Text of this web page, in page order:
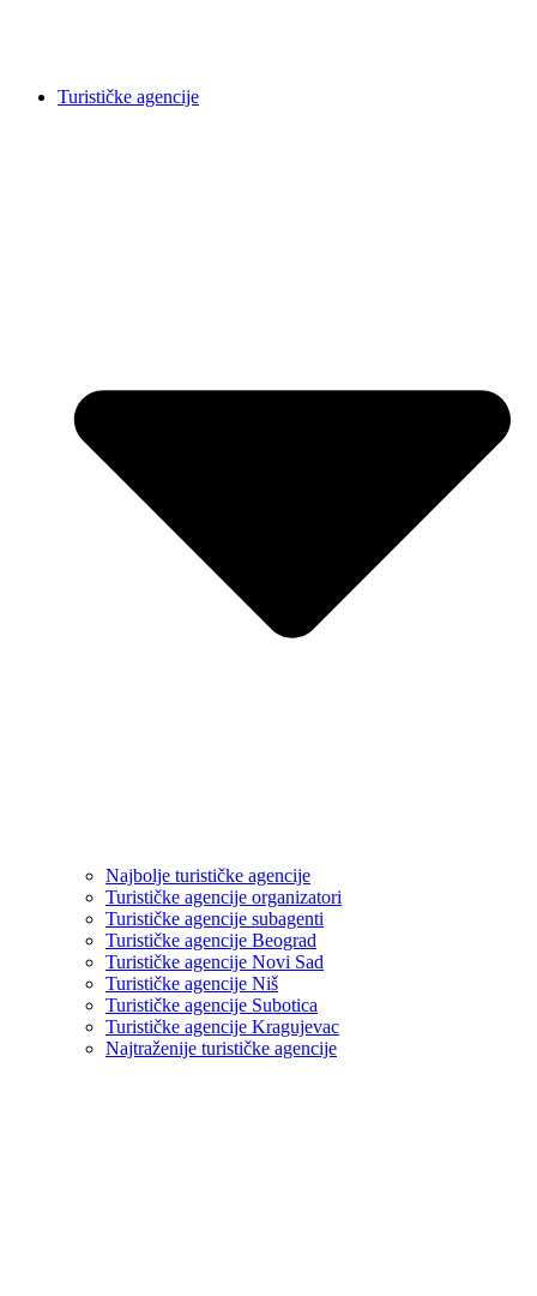
Turističke agencije
Najbolje turističke agencije
Turističke agencije organizatori
Turističke agencije subagenti
Turističke agencije Beograd
Turističke agencije Novi Sad
Turističke agencije Niš
Turističke agencije Subotica
Turističke agencije Kragujevac
Najtraženije turističke agencije